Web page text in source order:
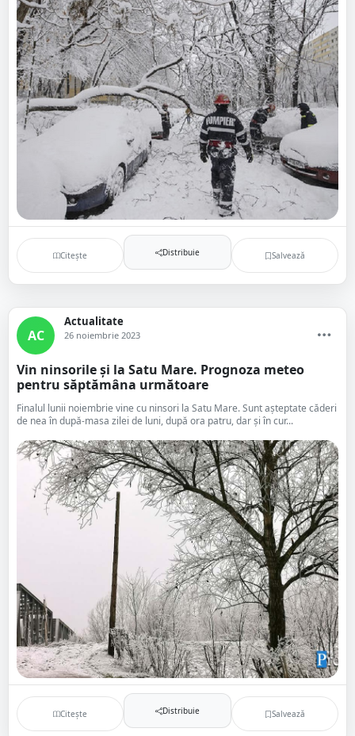
Citește Distribuie Salvează
AC
Actualitate
26 noiembrie 2023
Vin ninsorile și la Satu Mare. Prognoza meteo
pentru săptămâna următoare
Finalul lunii noiembrie vine cu ninsori la Satu Mare. Sunt așteptate căderi
de nea în după-masa zilei de luni, după ora patru, dar și în cur...
Citește Distribuie Salvează